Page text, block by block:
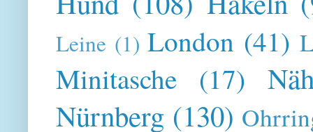
Leine (1) London (41)
Minitasche (17)
Nürnberg (130)